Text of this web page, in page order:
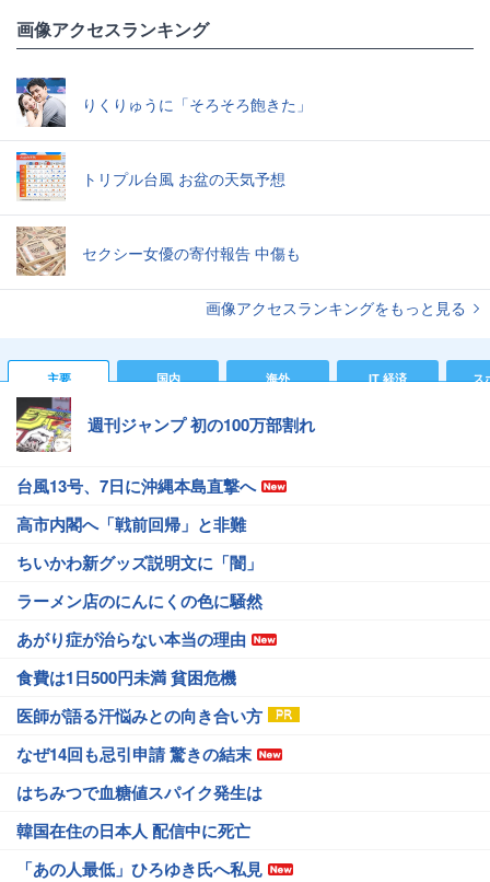
画像アクセスランキング
りくりゅうに「そろそろ飽きた」
トリプル台風 お盆の天気予想
セクシー女優の寄付報告 中傷も
画像アクセスランキングをもっと見る
主要 国内 海外 IT 経済 ス
週刊ジャンプ 初の100万部割れ
台風13号、7日に沖縄本島直撃へ
高市内閣へ「戦前回帰」と非難
ちいかわ新グッズ説明文に「闇」
ラーメン店のにんにくの色に騒然
あがり症が治らない本当の理由
食費は1日500円未満 貧困危機
医師が語る汗悩みとの向き合い方
なぜ14回も忌引申請 驚きの結末
はちみつで血糖値スパイク発生は
韓国在住の日本人 配信中に死亡
「あの人最低」ひろゆき氏へ私見